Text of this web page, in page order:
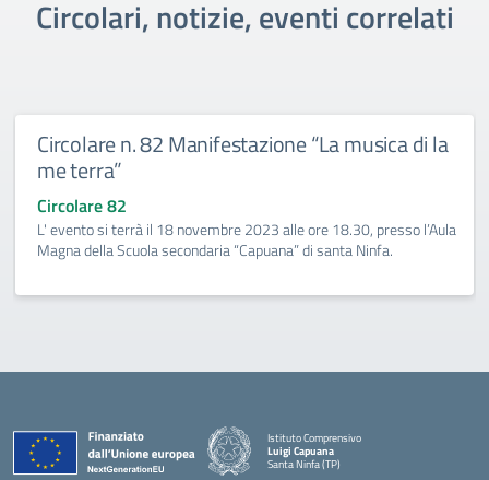
Circolari, notizie, eventi correlati
Circolare n. 82 Manifestazione “La musica di la
me terra”
Circolare 82
L' evento si terrà il 18 novembre 2023 alle ore 18.30, presso l’Aula
Magna della Scuola secondaria “Capuana” di santa Ninfa.
Istituto Comprensivo
Luigi Capuana
Santa Ninfa (TP)